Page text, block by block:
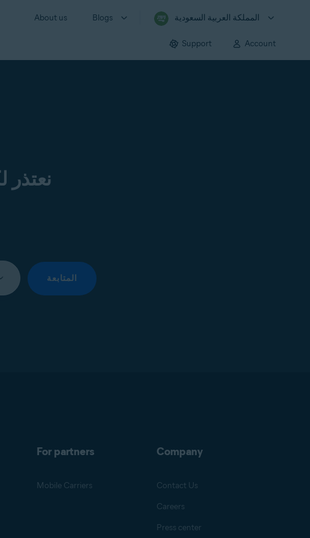
About us Blogs المملكة العربية السعودية
Support Account
نعتذر
المتابعة
For partners
Mobile Carriers
Company
Contact Us
Careers
Press center